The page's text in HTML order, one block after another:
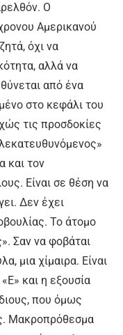
Ο
Αμερικανού
όχι να
αλλά να
από ένα
στο κεφάλι του
τις προσδοκίες
και τον
Είναι σε θέση να
Δεν έχει
Το άτομο
Σαν να φοβάται
μια χίμαιρα. Είναι
και η εξουσία
που όμως
Μακροπρόθεσμα